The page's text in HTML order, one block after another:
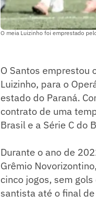
O meia Luizinho foi emprestado
O Santos emprestou
Luizinho, para o
estado do Paraná.
contrato de uma
Brasil e a Série C do
Durante o ano de
Grêmio
cinco jogos, sem
santista até o final